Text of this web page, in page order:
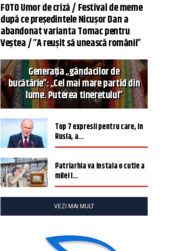
FOTO Umor de criză / Festival de meme
după ce președintele Nicușor Dan a
abandonat varianta Tomac pentru
Veștea / ”A reușit să unească românii”
Generația „gândacilor de
bucătărie”: „Cel mai mare partid din
lume. Puterea tineretului”
Top 7 expresii pentru care, în
Rusia, a...
Patriarhia va instala o cutie a
milei î...
VEZI MAI MULT